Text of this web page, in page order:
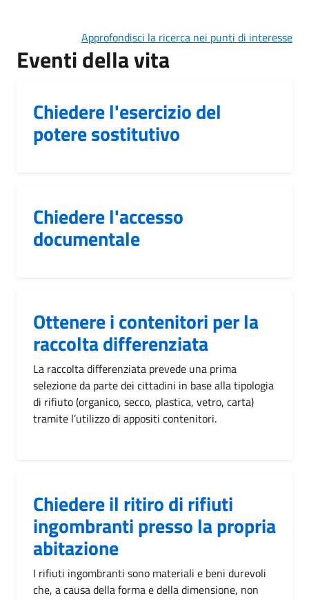
Approfondisci la ricerca nei punti di interesse
Eventi della vita
Chiedere l'esercizio del
potere sostitutivo
Chiedere l'accesso
documentale
Ottenere i contenitori per la
raccolta differenziata
La raccolta differenziata prevede una prima
selezione da parte dei cittadini in base alla tipologia
di rifiuto (organico, secco, plastica, vetro, carta)
tramite l’utilizzo di appositi contenitori.
Chiedere il ritiro di rifiuti
ingombranti presso la propria
abitazione
I rifiuti ingombranti sono materiali e beni durevoli
che, a causa della forma e della dimensione, non